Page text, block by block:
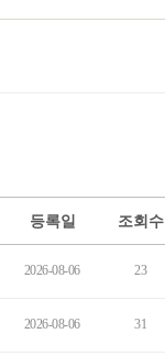
등록일 조회수
2026-08-06 23
2026-08-06 31